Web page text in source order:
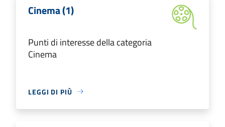
Cinema (1)
Punti di interesse della categoria
Cinema
LEGGI DI PIÙ